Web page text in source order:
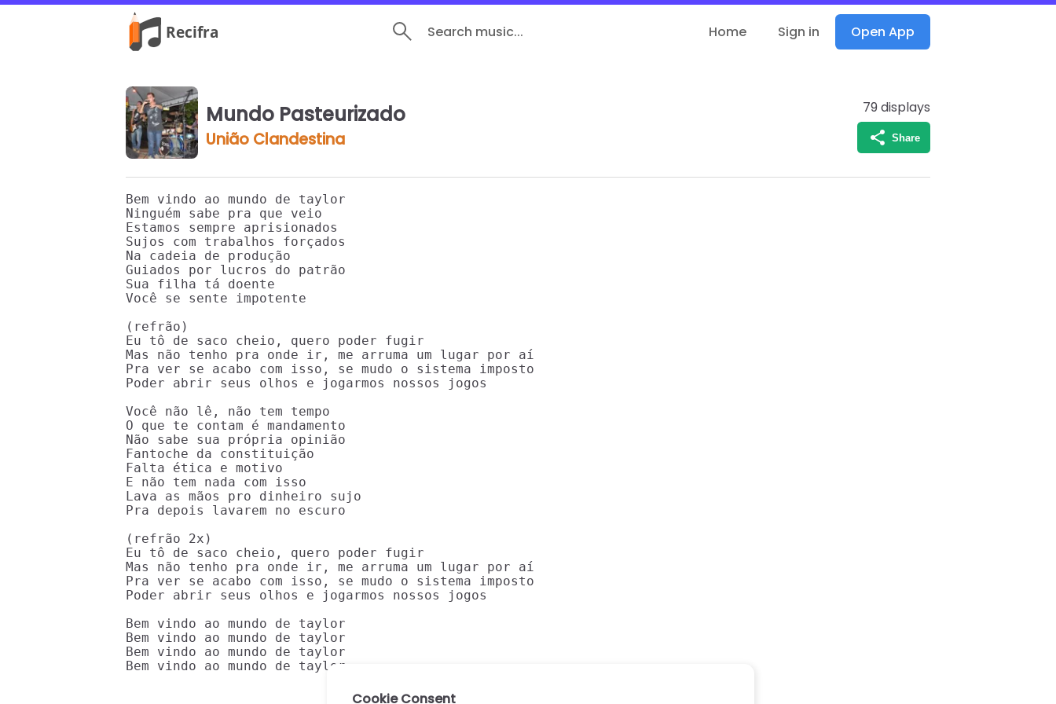
Search music... Home Sign in Open App
Mundo Pasteurizado
União Clandestina
79 displays
Share
Bem vindo ao mundo de taylor
Ninguém sabe pra que veio
Estamos sempre aprisionados
Sujos com trabalhos forçados
Na cadeia de produção
Guiados por lucros do patrão
Sua filha tá doente
Você se sente impotente
(refrão)
Eu tô de saco cheio, quero poder fugir
Mas não tenho pra onde ir, me arruma um lugar por aí
Pra ver se acabo com isso, se mudo o sistema imposto
Poder abrir seus olhos e jogarmos nossos jogos
Você não lê, não tem tempo
O que te contam é mandamento
Não sabe sua própria opinião
Fantoche da constituição
Falta ética e motivo
E não tem nada com isso
Lava as mãos pro dinheiro sujo
Pra depois lavarem no escuro
(refrão 2x)
Eu tô de saco cheio, quero poder fugir
Mas não tenho pra onde ir, me arruma um lugar por aí
Pra ver se acabo com isso, se mudo o sistema imposto
Poder abrir seus olhos e jogarmos nossos jogos
Bem vindo ao mundo de taylor
Bem vindo ao mundo de taylor
Bem vindo ao mundo de taylor
Bem vindo ao mundo de taylor
Cookie Consent